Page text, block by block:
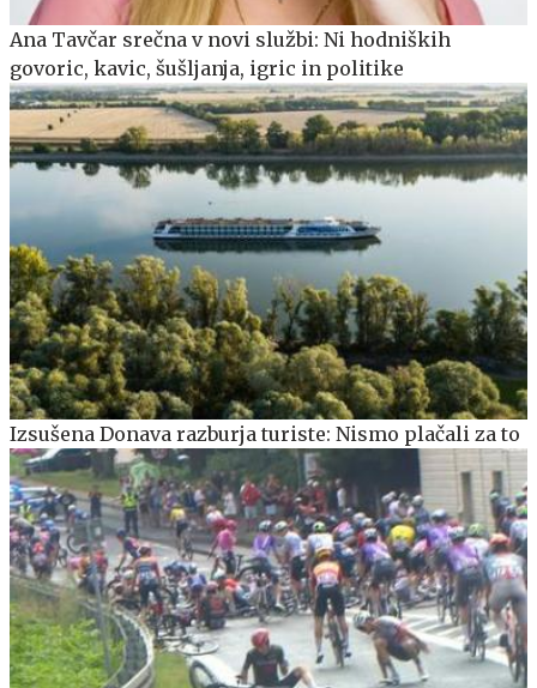
Ana Tavčar srečna v novi službi: Ni hodniških
govoric, kavic, šušljanja, igric in politike
Izsušena Donava razburja turiste: Nismo plačali za to